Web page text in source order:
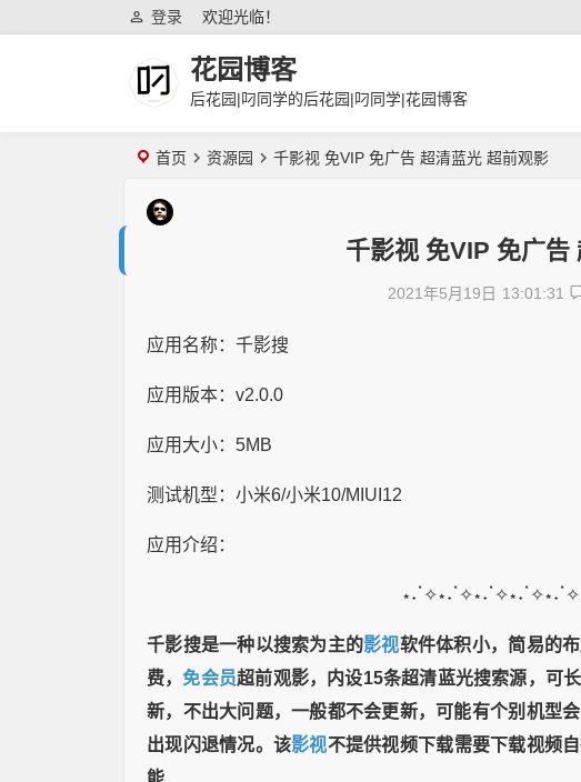
欢迎光临！
登录
花园博客
后花园|叼同学的后花园|叼同学|花园博客
首页 资源园 千影视 免VIP 免广告 超清蓝光 超前观影
千影视 免VIP 免广告
2021年5月19日 13:01:31
应用名称：千影搜
应用版本：v2.0.0
应用大小：5MB
测试机型：小米6/小米10/MIUI12
应用介绍：
千影搜是一种以搜索为主的影视软件体积小，简易的
费，免会员超前观影，内设15条超清蓝光搜索源，可
新，不出大问题，一般都不会更新，可能有个别机型
出现闪退情况。该影视不提供视频下载需要下载视频
能